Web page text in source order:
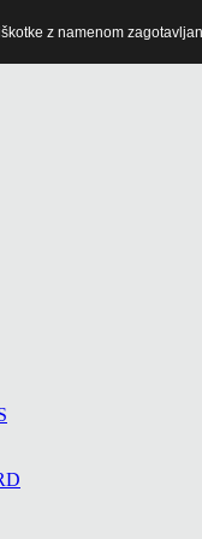
z namenom